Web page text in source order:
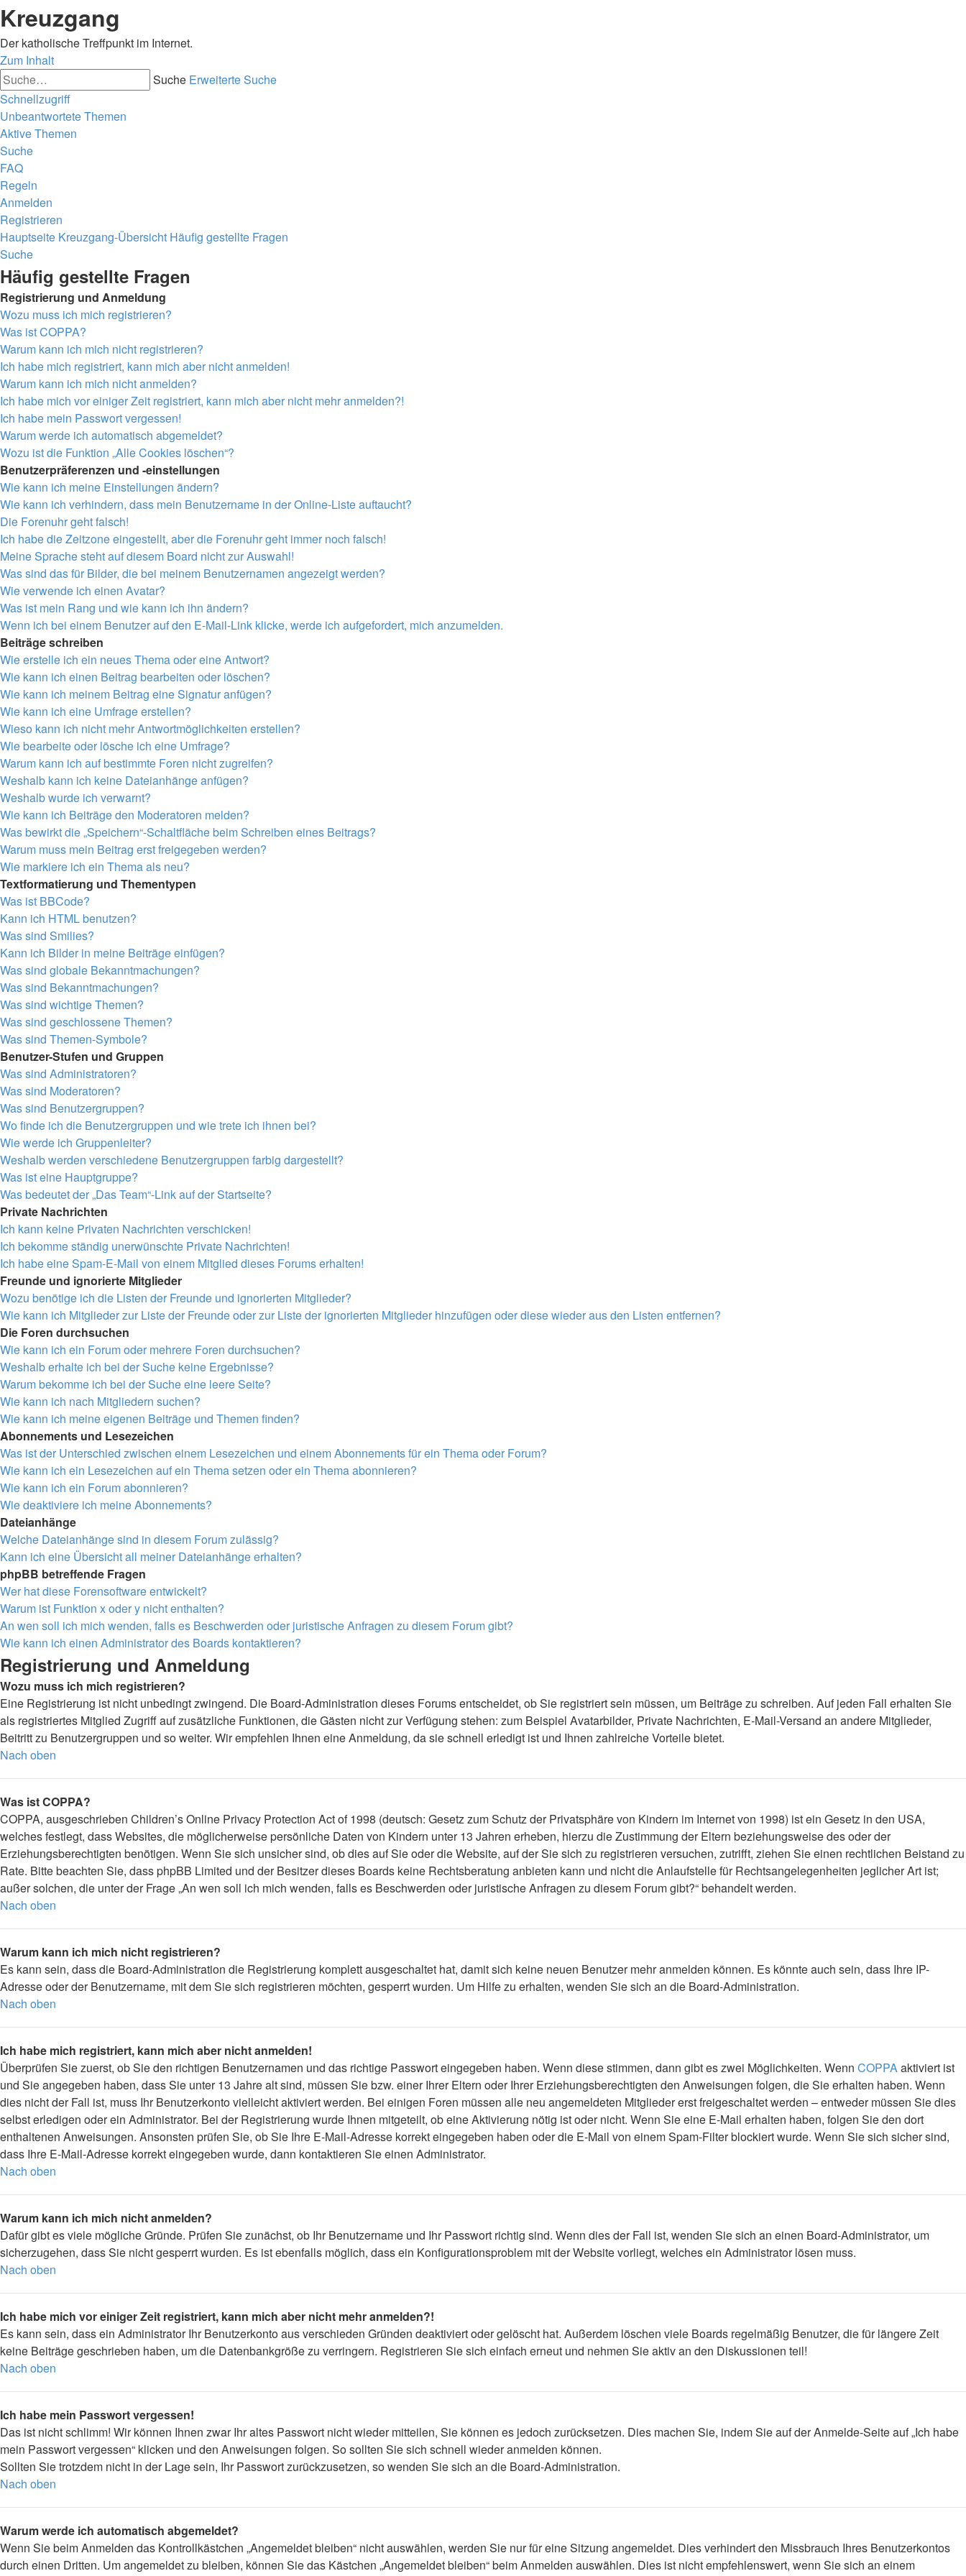
Kreuzgang
Der katholische Treffpunkt im Internet.
Zum Inhalt
Suche Erweiterte Suche
Schnellzugriff
Unbeantwortete Themen
Aktive Themen
Suche
FAQ
Regeln
Anmelden
Registrieren
Hauptseite Kreuzgang-Übersicht Häufig gestellte Fragen
Suche
Häufig gestellte Fragen
Registrierung und Anmeldung
Wozu muss ich mich registrieren?
Was ist COPPA?
Warum kann ich mich nicht registrieren?
Ich habe mich registriert, kann mich aber nicht anmelden!
Warum kann ich mich nicht anmelden?
Ich habe mich vor einiger Zeit registriert, kann mich aber nicht mehr anmelden?!
Ich habe mein Passwort vergessen!
Warum werde ich automatisch abgemeldet?
Wozu ist die Funktion „Alle Cookies löschen“?
Benutzerpräferenzen und -einstellungen
Wie kann ich meine Einstellungen ändern?
Wie kann ich verhindern, dass mein Benutzername in der Online-Liste auftaucht?
Die Forenuhr geht falsch!
Ich habe die Zeitzone eingestellt, aber die Forenuhr geht immer noch falsch!
Meine Sprache steht auf diesem Board nicht zur Auswahl!
Was sind das für Bilder, die bei meinem Benutzernamen angezeigt werden?
Wie verwende ich einen Avatar?
Was ist mein Rang und wie kann ich ihn ändern?
Wenn ich bei einem Benutzer auf den E-Mail-Link klicke, werde ich aufgefordert, mich anzumelden.
Beiträge schreiben
Wie erstelle ich ein neues Thema oder eine Antwort?
Wie kann ich einen Beitrag bearbeiten oder löschen?
Wie kann ich meinem Beitrag eine Signatur anfügen?
Wie kann ich eine Umfrage erstellen?
Wieso kann ich nicht mehr Antwortmöglichkeiten erstellen?
Wie bearbeite oder lösche ich eine Umfrage?
Warum kann ich auf bestimmte Foren nicht zugreifen?
Weshalb kann ich keine Dateianhänge anfügen?
Weshalb wurde ich verwarnt?
Wie kann ich Beiträge den Moderatoren melden?
Was bewirkt die „Speichern“-Schaltfläche beim Schreiben eines Beitrags?
Warum muss mein Beitrag erst freigegeben werden?
Wie markiere ich ein Thema als neu?
Textformatierung und Thementypen
Was ist BBCode?
Kann ich HTML benutzen?
Was sind Smilies?
Kann ich Bilder in meine Beiträge einfügen?
Was sind globale Bekanntmachungen?
Was sind Bekanntmachungen?
Was sind wichtige Themen?
Was sind geschlossene Themen?
Was sind Themen-Symbole?
Benutzer-Stufen und Gruppen
Was sind Administratoren?
Was sind Moderatoren?
Was sind Benutzergruppen?
Wo finde ich die Benutzergruppen und wie trete ich ihnen bei?
Wie werde ich Gruppenleiter?
Weshalb werden verschiedene Benutzergruppen farbig dargestellt?
Was ist eine Hauptgruppe?
Was bedeutet der „Das Team“-Link auf der Startseite?
Private Nachrichten
Ich kann keine Privaten Nachrichten verschicken!
Ich bekomme ständig unerwünschte Private Nachrichten!
Ich habe eine Spam-E-Mail von einem Mitglied dieses Forums erhalten!
Freunde und ignorierte Mitglieder
Wozu benötige ich die Listen der Freunde und ignorierten Mitglieder?
Wie kann ich Mitglieder zur Liste der Freunde oder zur Liste der ignorierten Mitglieder hinzufügen oder diese wieder aus den Listen entfernen?
Die Foren durchsuchen
Wie kann ich ein Forum oder mehrere Foren durchsuchen?
Weshalb erhalte ich bei der Suche keine Ergebnisse?
Warum bekomme ich bei der Suche eine leere Seite?
Wie kann ich nach Mitgliedern suchen?
Wie kann ich meine eigenen Beiträge und Themen finden?
Abonnements und Lesezeichen
Was ist der Unterschied zwischen einem Lesezeichen und einem Abonnements für ein Thema oder Forum?
Wie kann ich ein Lesezeichen auf ein Thema setzen oder ein Thema abonnieren?
Wie kann ich ein Forum abonnieren?
Wie deaktiviere ich meine Abonnements?
Dateianhänge
Welche Dateianhänge sind in diesem Forum zulässig?
Kann ich eine Übersicht all meiner Dateianhänge erhalten?
phpBB betreffende Fragen
Wer hat diese Forensoftware entwickelt?
Warum ist Funktion x oder y nicht enthalten?
An wen soll ich mich wenden, falls es Beschwerden oder juristische Anfragen zu diesem Forum gibt?
Wie kann ich einen Administrator des Boards kontaktieren?
Registrierung und Anmeldung
Wozu muss ich mich registrieren?
Eine Registrierung ist nicht unbedingt zwingend. Die Board-Administration dieses Forums entscheidet, ob Sie registriert sein müssen, um Beiträge zu schreiben. Auf jeden Fall erhalten Sie
als registriertes Mitglied Zugriff auf zusätzliche Funktionen, die Gästen nicht zur Verfügung stehen: zum Beispiel Avatarbilder, Private Nachrichten, E-Mail-Versand an andere Mitglieder,
Beitritt zu Benutzergruppen und so weiter. Wir empfehlen Ihnen eine Anmeldung, da sie schnell erledigt ist und Ihnen zahlreiche Vorteile bietet.
Nach oben
Was ist COPPA?
COPPA, ausgeschrieben Children’s Online Privacy Protection Act of 1998 (deutsch: Gesetz zum Schutz der Privatsphäre von Kindern im Internet von 1998) ist ein Gesetz in den USA,
welches festlegt, dass Websites, die möglicherweise persönliche Daten von Kindern unter 13 Jahren erheben, hierzu die Zustimmung der Eltern beziehungsweise des oder der
Erziehungsberechtigten benötigen. Wenn Sie sich unsicher sind, ob dies auf Sie oder die Website, auf der Sie sich zu registrieren versuchen, zutrifft, ziehen Sie einen rechtlichen Beistand zu
Rate. Bitte beachten Sie, dass phpBB Limited und der Besitzer dieses Boards keine Rechtsberatung anbieten kann und nicht die Anlaufstelle für Rechtsangelegenheiten jeglicher Art ist;
außer solchen, die unter der Frage „An wen soll ich mich wenden, falls es Beschwerden oder juristische Anfragen zu diesem Forum gibt?“ behandelt werden.
Nach oben
Warum kann ich mich nicht registrieren?
Es kann sein, dass die Board-Administration die Registrierung komplett ausgeschaltet hat, damit sich keine neuen Benutzer mehr anmelden können. Es könnte auch sein, dass Ihre IP-
Adresse oder der Benutzername, mit dem Sie sich registrieren möchten, gesperrt wurden. Um Hilfe zu erhalten, wenden Sie sich an die Board-Administration.
Nach oben
Ich habe mich registriert, kann mich aber nicht anmelden!
Überprüfen Sie zuerst, ob Sie den richtigen Benutzernamen und das richtige Passwort eingegeben haben. Wenn diese stimmen, dann gibt es zwei Möglichkeiten. Wenn COPPAaktiviert ist
und Sie angegeben haben, dass Sie unter 13 Jahre alt sind, müssen Sie bzw. einer Ihrer Eltern oder Ihrer Erziehungsberechtigten den Anweisungen folgen, die Sie erhalten haben. Wenn
dies nicht der Fall ist, muss Ihr Benutzerkonto vielleicht aktiviert werden. Bei einigen Foren müssen alle neu angemeldeten Mitglieder erst freigeschaltet werden – entweder müssen Sie dies
selbst erledigen oder ein Administrator. Bei der Registrierung wurde Ihnen mitgeteilt, ob eine Aktivierung nötig ist oder nicht. Wenn Sie eine E-Mail erhalten haben, folgen Sie den dort
enthaltenen Anweisungen. Ansonsten prüfen Sie, ob Sie Ihre E-Mail-Adresse korrekt eingegeben haben oder die E-Mail von einem Spam-Filter blockiert wurde. Wenn Sie sich sicher sind,
dass Ihre E-Mail-Adresse korrekt eingegeben wurde, dann kontaktieren Sie einen Administrator.
Nach oben
Warum kann ich mich nicht anmelden?
Dafür gibt es viele mögliche Gründe. Prüfen Sie zunächst, ob Ihr Benutzername und Ihr Passwort richtig sind. Wenn dies der Fall ist, wenden Sie sich an einen Board-Administrator, um
sicherzugehen, dass Sie nicht gesperrt wurden. Es ist ebenfalls möglich, dass ein Konfigurationsproblem mit der Website vorliegt, welches ein Administrator lösen muss.
Nach oben
Ich habe mich vor einiger Zeit registriert, kann mich aber nicht mehr anmelden?!
Es kann sein, dass ein Administrator Ihr Benutzerkonto aus verschieden Gründen deaktiviert oder gelöscht hat. Außerdem löschen viele Boards regelmäßig Benutzer, die für längere Zeit
keine Beiträge geschrieben haben, um die Datenbankgröße zu verringern. Registrieren Sie sich einfach erneut und nehmen Sie aktiv an den Diskussionen teil!
Nach oben
Ich habe mein Passwort vergessen!
Das ist nicht schlimm! Wir können Ihnen zwar Ihr altes Passwort nicht wieder mitteilen, Sie können es jedoch zurücksetzen. Dies machen Sie, indem Sie auf der Anmelde-Seite auf „Ich habe
mein Passwort vergessen“ klicken und den Anweisungen folgen. So sollten Sie sich schnell wieder anmelden können.
Sollten Sie trotzdem nicht in der Lage sein, Ihr Passwort zurückzusetzen, so wenden Sie sich an die Board-Administration.
Nach oben
Warum werde ich automatisch abgemeldet?
Wenn Sie beim Anmelden das Kontrollkästchen „Angemeldet bleiben“ nicht auswählen, werden Sie nur für eine Sitzung angemeldet. Dies verhindert den Missbrauch Ihres Benutzerkontos
durch einen Dritten. Um angemeldet zu bleiben, können Sie das Kästchen „Angemeldet bleiben“ beim Anmelden auswählen. Dies ist nicht empfehlenswert, wenn Sie sich an einem